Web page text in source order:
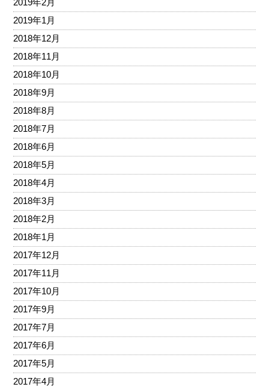
2019年1月
2018年12月
2018年11月
2018年10月
2018年9月
2018年8月
2018年7月
2018年6月
2018年5月
2018年4月
2018年3月
2018年2月
2018年1月
2017年12月
2017年11月
2017年10月
2017年9月
2017年7月
2017年6月
2017年5月
2017年4月